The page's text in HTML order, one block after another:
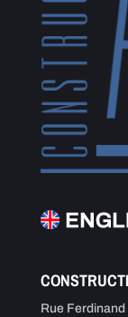
Rue Ferdinand